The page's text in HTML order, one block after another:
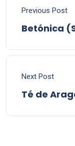
Previous Post
Betónica
Next Post
Té de